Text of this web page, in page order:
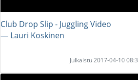
Club Drop Slip - Juggling Video
― Lauri Koskinen
Julkaistu 2017-04-10